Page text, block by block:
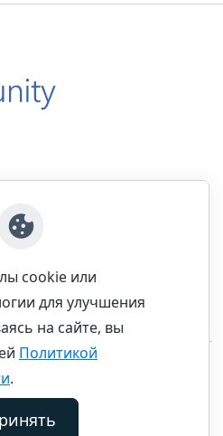
права защищены.
cookie или
для улучшения
на сайте, вы
Политикой
.